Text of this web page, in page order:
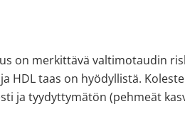
on merkittävä valtimotaudin
HDL taas on hyödyllistä.
ja tyydyttymätön (pehmeät